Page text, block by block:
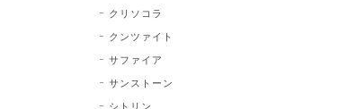
クリソコラ
クンツァイト
サファイア
サンストーン
シトリン